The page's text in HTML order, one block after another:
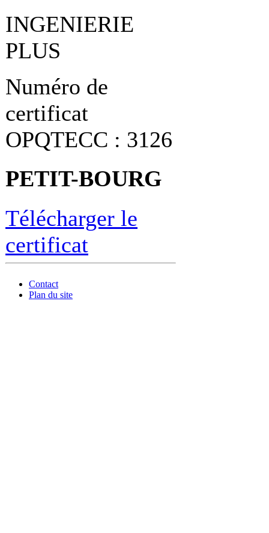
INGENIERIE
PLUS
Numéro de
certificat
OPQTECC : 3126
PETIT-BOURG
Télécharger le
certificat
Contact
Plan du site